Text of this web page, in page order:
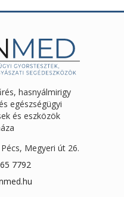
hasnyálmirigy
egészségügyi
és eszközök
Megyeri út 26.
7792